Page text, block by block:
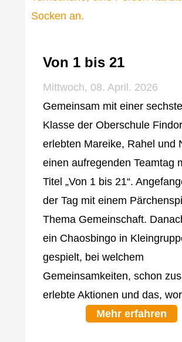
Von 1 bis 21
Mittwoch, 08. April. 2026
Gemeinsam mit einer
Klasse der Oberschule
erlebten Mareike, Rahel und
einen aufregenden Teamtag
Titel „Von 1 bis 21“.
der Tag mit einem
Thema Gemeinschaft.
ein Chaosbingo in
gespielt, bei welchem
Gemeinsamkeiten, schon
erlebte Aktionen und das,
Mehr erfahren